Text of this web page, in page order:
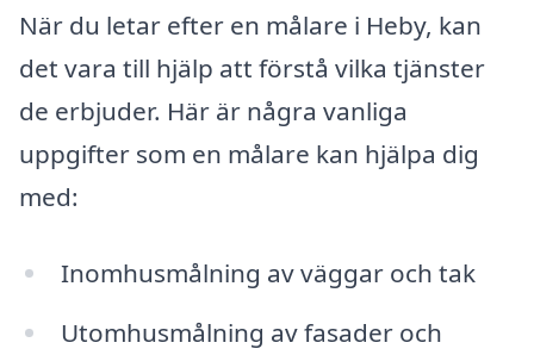
När du letar efter en målare i Heby, kan
det vara till hjälp att förstå vilka tjänster
de erbjuder. Här är några vanliga
uppgifter som en målare kan hjälpa dig
med:
Inomhusmålning av väggar och tak
Utomhusmålning av fasader och